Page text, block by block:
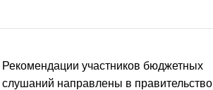
Рекомендации участников бюджетных
слушаний направлены в правительство